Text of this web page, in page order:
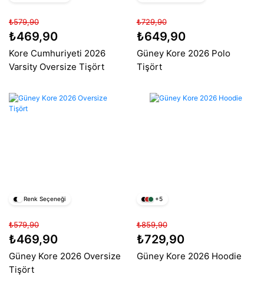
₺579,90
₺469,90
Kore Cumhuriyeti 2026
Varsity Oversize Tişört
₺729,90
₺649,90
Güney Kore 2026 Polo
Tişört
Renk Seçeneği
₺579,90
₺469,90
Güney Kore 2026 Oversize
Tişört
+5
₺859,90
₺729,90
Güney Kore 2026 Hoodie